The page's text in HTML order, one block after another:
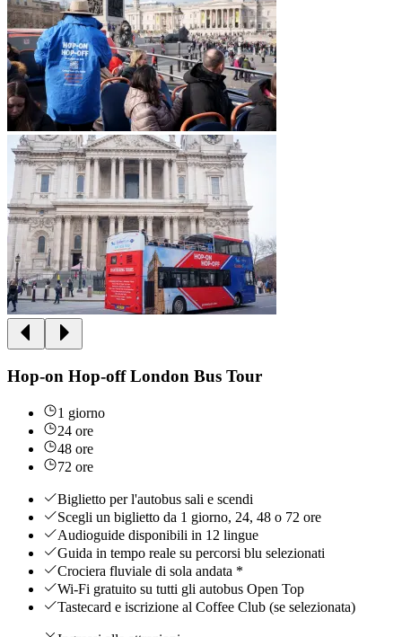
Hop-on Hop-off London Bus Tour
1 giorno
24 ore
48 ore
72 ore
Biglietto per l'autobus sali e scendi
Scegli un biglietto da 1 giorno, 24, 48 o 72 ore
Audioguide disponibili in 12 lingue
Guida in tempo reale su percorsi blu selezionati
Crociera fluviale di sola andata *
Wi-Fi gratuito su tutti gli autobus Open Top
Tastecard e iscrizione al Coffee Club (se selezionata)